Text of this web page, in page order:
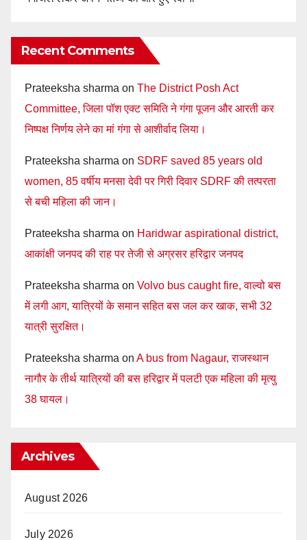
Recent Comments
Prateeksha sharma on The District Posh Act
Committee, जिला पॉश एक्ट समिति ने गंगा पूजन और आरती कर
निष्पक्ष निर्णय लेने का मां गंगा से आशीर्वाद लिया।
Prateeksha sharma on SDRF saved 85 years old
women, 85 वर्षीय मनसा देवी पर गिरी दिवार SDRF की तत्परता
से बची महिला की जान।
Prateeksha sharma on Haridwar aspirational district,
आकांक्षी जनपद की राह पर तेजी से अग्रसर हरिद्वार जनपद
Prateeksha sharma on Volvo bus caught fire, वाल्वो बस
में लगी आग, यात्रियों के समान सहित बस जल कर खाक, सभी 32
यात्री सुरक्षित।
Prateeksha sharma on A bus from Nagaur, राजस्थान
नागौर के तीर्थ यात्रियों की बस हरिद्वार में पलटी एक महिला की मृत्यु
38 घायल।
Archives
August 2026
July 2026